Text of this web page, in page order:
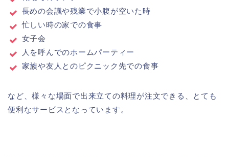
長めの会議や残業で小腹が空いた時
忙しい時の家での食事
女子会
人を呼んでのホームパーティー
家族や友人とのピクニック先での食事
など、様々な場面で出来立ての料理が注文できる、とても
便利なサービスとなっています。